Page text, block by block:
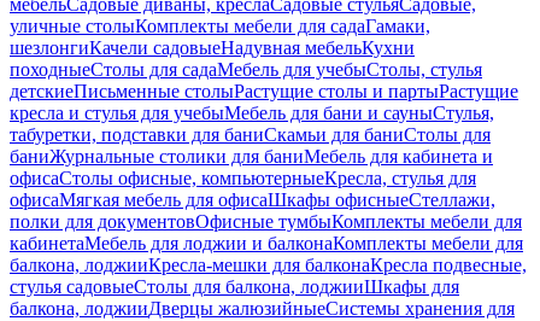
мебельСадовые диваны, креслаСадовые стульяСадовые,
уличные столыКомплекты мебели для садаГамаки,
шезлонгиКачели садовыеНадувная мебельКухни
походныеСтолы для садаМебель для учебыСтолы, стулья
детскиеПисьменные столыРастущие столы и партыРастущие
кресла и стулья для учебыМебель для бани и сауныСтулья,
табуретки, подставки для баниСкамьи для баниСтолы для
баниЖурнальные столики для баниМебель для кабинета и
офисаСтолы офисные, компьютерныеКресла, стулья для
офисаМягкая мебель для офисаШкафы офисныеСтеллажи,
полки для документовОфисные тумбыКомплекты мебели для
кабинетаМебель для лоджии и балконаКомплекты мебели для
балкона, лоджииКресла-мешки для балконаКресла подвесные,
стулья садовыеСтолы для балкона, лоджииШкафы для
балкона, лоджииДверцы жалюзийныеСистемы хранения для